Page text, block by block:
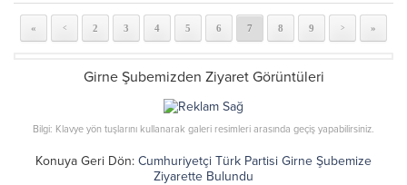
« < 2 3 4 5 6 7 8 9 > »
Girne Şubemizden Ziyaret Görüntüleri
Bilgi: Klavye yön tuşlarını kullanarak galeri resimleri arasında geçiş yapabilirsiniz.
Konuya Geri Dön: Cumhuriyetçi Türk Partisi Girne Şubemize
Ziyarette Bulundu